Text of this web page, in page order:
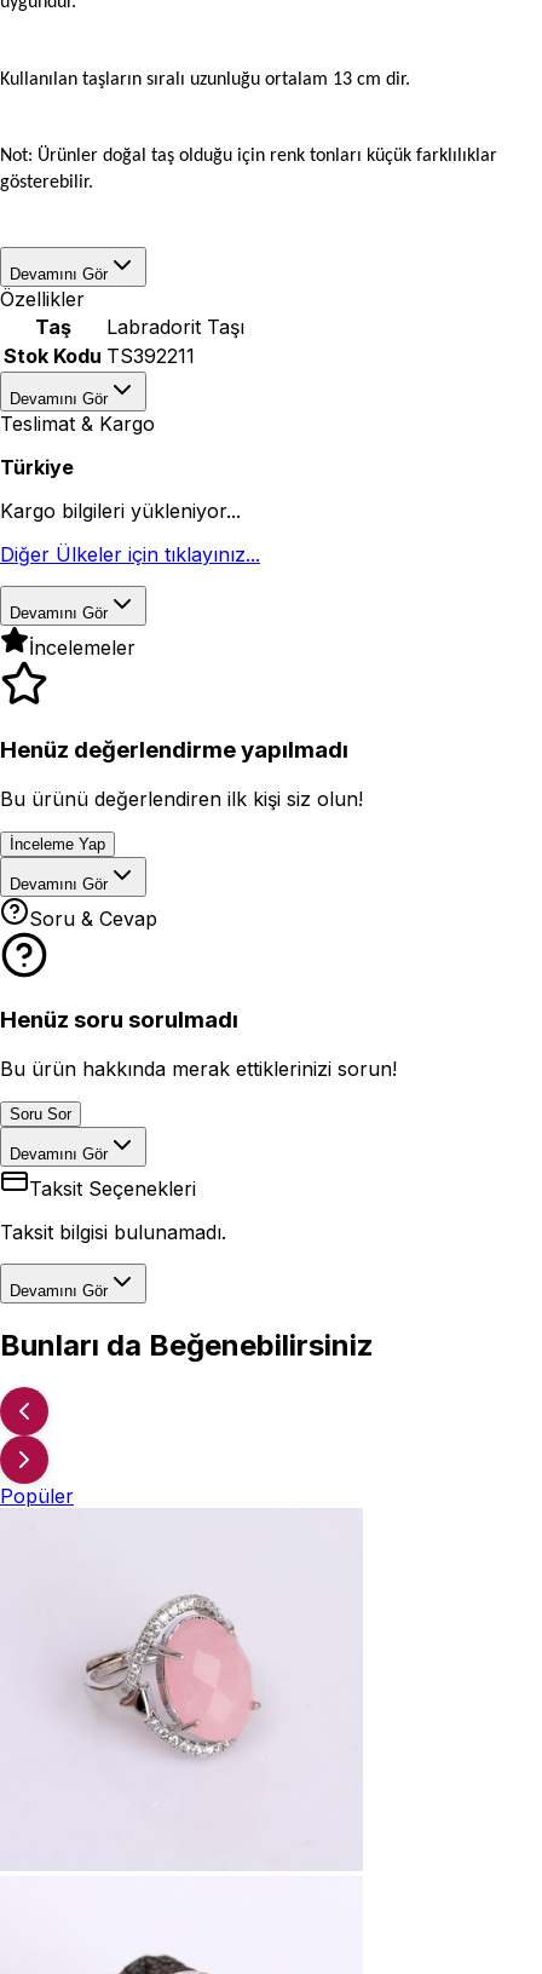
Kullanılan taşların sıralı uzunluğu ortalam 13 cm dir.
Not: Ürünler doğal taş olduğu için renk tonları küçük farklılıklar
gösterebilir.
Devamını Gör
Özellikler
Taş
Labradorit Taşı
Stok Kodu TS392211
Devamını Gör
Teslimat & Kargo
Türkiye
Kargo bilgileri yükleniyor...
Diğer Ülkeler için tıklayınız...
Devamını Gör
İncelemeler
Henüz değerlendirme yapılmadı
Bu ürünü değerlendiren ilk kişi siz olun!
İnceleme Yap
Devamını Gör
Soru & Cevap
Henüz soru sorulmadı
Bu ürün hakkında merak ettiklerinizi sorun!
Soru Sor
Devamını Gör
Taksit Seçenekleri
Taksit bilgisi bulunamadı.
Devamını Gör
Bunları da Beğenebilirsiniz
Popüler